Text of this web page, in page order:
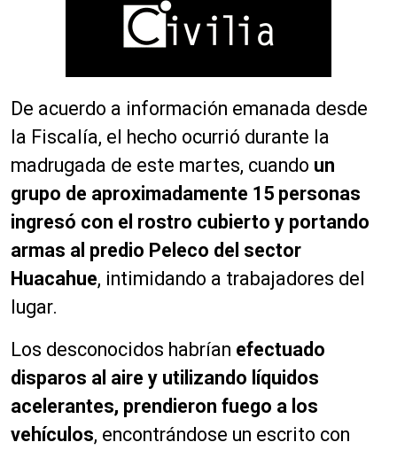
De acuerdo a información emanada desde
la Fiscalía, el hecho ocurrió durante la
madrugada de este martes, cuando un
grupo de aproximadamente 15 personas
ingresó con el rostro cubierto y portando
armas al predio Peleco del sector
Huacahue, intimidando a trabajadores del
lugar.
Los desconocidos habrían efectuado
disparos al aire y utilizando líquidos
acelerantes, prendieron fuego a los
vehículos, encontrándose un escrito con